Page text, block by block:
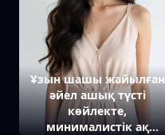
Ұзын шашы жайылған
әйел ашық түсті
көйлекте,
минималистік ақ